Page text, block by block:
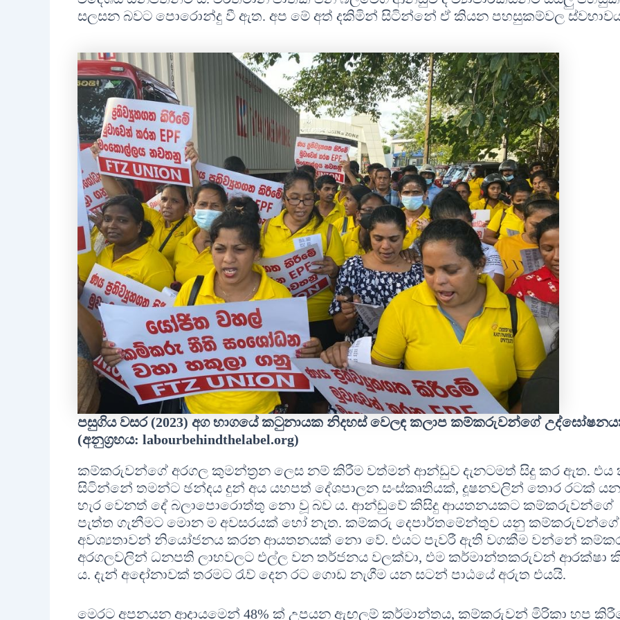
සලසන බවට පොරොන්දු වී ඇත. අප මේ අත් දකිමින් සිටින්නේ ඒ කියන පහසුකම්වල
පසුගිය වසර (2023) අග භාගයේ කටුනායක නිදහස් වෙලඳ කලාප කම්කරුවන්ගේ
(අනුග්‍රහය: labourbehindthelabel.org)
කම්කරුවන්ගේ අරගල කුමන්ත්‍රන ලෙස නම් කිරීම වත්මන් ආන්ඩුව දැනටමත් සිදු කර ඇත. එය
සිටින්නේ තමන්ට ඡන්දය දුන් අය යහපත් දේශපාලන සංස්කෘතියක්, දූෂනවලින් තොර රටක්
හැර වෙනත් දේ බලාපොරොත්තු නො වූ බව ය. ආන්ඩුවේ කිසිදු ආයතනයකට කම්කරුවන්ගේ
පැත්ත ගැනීමට මොන ම අවසරයක් හෝ නැත. කම්කරු දෙපාර්තමේන්තුව යනු කම්කරුවන්ගේ
අවශ්‍යතාවන් නියෝජනය කරන ආයතනයක් නො වේ. එයට පැවරී ඇති වගකීම වන්නේ
අරගලවලින් ධනපති ලාභවලට එල්ල වන තර්ජනය වලක්වා, එම කර්මාන්තකරුවන් ආරක්ෂා
ය. දැන් අඳෝනාවක් තරමට රැව් දෙන රට ගොඩ නැගීම යන සටන් පාඨයේ අරුත එයයි.
මෙරට අපනයන ආදායමෙන් 48% ක් උපයන ඇඟලුම් කර්මාන්තය, කම්කරුවන් මිරිකා හප